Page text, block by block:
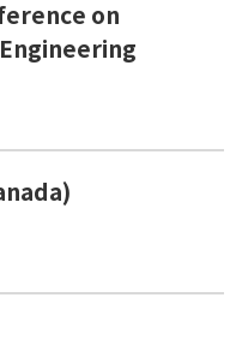
on